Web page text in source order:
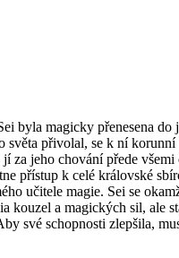
byla magicky přenesena do
světa přivolal, se k ní
za jeho chování přede
přístup k celé královské
učitele magie. Sei se
kouzel a magických sil, ale
své schopnosti zlepšila,